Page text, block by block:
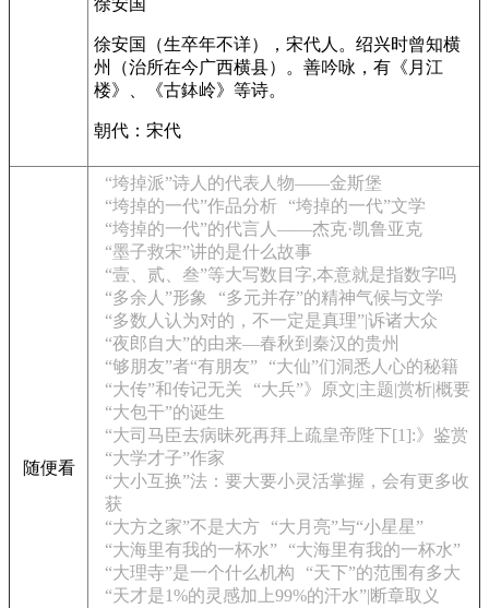
徐安国（生卒年不详），宋代人。绍兴时曾知横
州（治所在今广西横县）。善吟咏，有《月江
楼》、《古鉢岭》等诗。
朝代：宋代
随便看
“垮掉派”诗人的代表人物——金斯堡
“垮掉的一代”作品分析
“垮掉的一代”文学
“垮掉的一代”的代言人——杰克·凯鲁亚克
“墨子救宋”讲的是什么故事
“壹、贰、叁”等大写数目字,本意就是指数字吗
“多余人”形象
“多元并存”的精神气候与文学
“多数人认为对的，不一定是真理”|诉诸大众
“夜郎自大”的由来—春秋到秦汉的贵州
“够朋友”者“有朋友”
“大仙”们洞悉人心的秘籍
“大传”和传记无关
“大兵”》原文|主题|赏析|概要
“大包干”的诞生
“大司马臣去病昧死再拜上疏皇帝陛下[1]:》鉴赏
“大学才子”作家
“大小互换”法：要大要小灵活掌握，会有更多收
获
“大方之家”不是大方
“大月亮”与“小星星”
“大海里有我的一杯水”
“大海里有我的一杯水”
“大理寺”是一个什么机构
“天下”的范围有多大
“天才是1%的灵感加上99%的汗水”|断章取义